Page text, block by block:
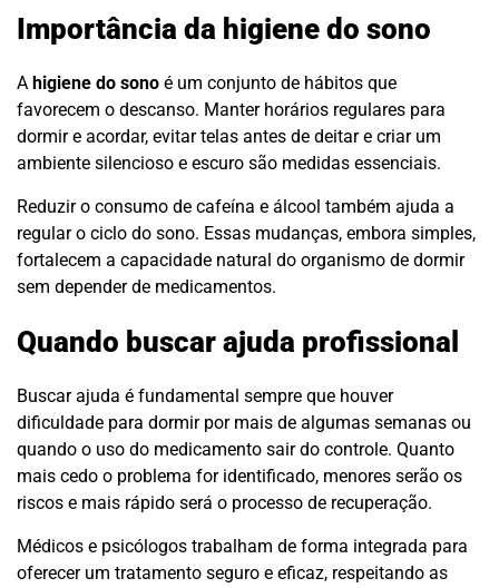
Importância da higiene do sono
A higiene do sono é um conjunto de hábitos que
favorecem o descanso. Manter horários regulares para
dormir e acordar, evitar telas antes de deitar e criar um
ambiente silencioso e escuro são medidas essenciais.
Reduzir o consumo de cafeína e álcool também ajuda a
regular o ciclo do sono. Essas mudanças, embora simples,
fortalecem a capacidade natural do organismo de dormir
sem depender de medicamentos.
Quando buscar ajuda profissional
Buscar ajuda é fundamental sempre que houver
dificuldade para dormir por mais de algumas semanas ou
quando o uso do medicamento sair do controle. Quanto
mais cedo o problema for identificado, menores serão os
riscos e mais rápido será o processo de recuperação.
Médicos e psicólogos trabalham de forma integrada para
oferecer um tratamento seguro e eficaz, respeitando as